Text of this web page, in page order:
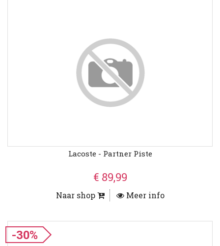
Lacoste - Partner Piste
€ 89,99
Naar shop Meer info
-30%